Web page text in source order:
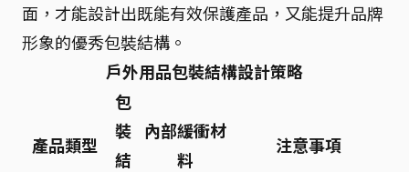
面，才能設計出既能有效保護產品，又能提升品牌
形象的優秀包裝結構。
戶外用品包裝結構設計策略
產品類型
包
裝
結
內部緩衝材
料
注意事項